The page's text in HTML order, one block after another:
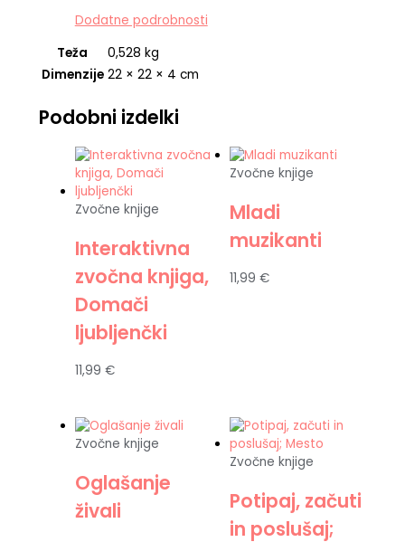
Dodatne podrobnosti
Teža
0,528 kg
Dimenzije 22 × 22 × 4 cm
Podobni izdelki
Zvočne knjige
Interaktivna
zvočna knjiga,
Domači
ljubljenčki
11,99 €
Zvočne knjige
Mladi
muzikanti
11,99 €
Zvočne knjige
Oglašanje
živali
Zvočne knjige
Potipaj, začuti
in poslušaj;